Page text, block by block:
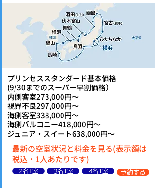
プリンセススタンダード基本価格
​(9/30までのスーパー早割価格）
内側客室273,000円～
視界不良297,000円～
海側客室338,000円～
海側バルコニー418,000円～
ジュニア・スイート638,000円～
最新の空室状況と料金を見る(表示額は
税込・1人あたりです)
2名1室 3名1室 4名1室 予約する